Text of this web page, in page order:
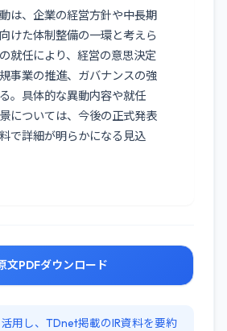
は、企業の経営方針や中長期
けた体制整備の一環と考えら
就任により、経営の意思決定
事業の推進、ガバナンスの強
。具体的な異動内容や就任
については、今後の正式発表
で詳細が明らかになる見込
文PDFダウンロード
用し、TDnet掲載のIR資料を要約